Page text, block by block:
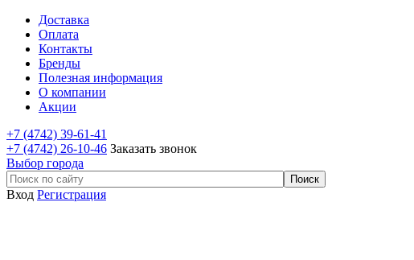
Доставка
Оплата
Контакты
Бренды
Полезная информация
О компании
Акции
+7 (4742) 39-61-41
+7 (4742) 26-10-46 Заказать звонок
Выбор города
Вход Регистрация